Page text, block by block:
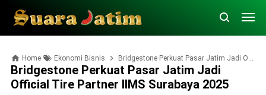
Home Ekonomi Bisnis Bridgestone Perkuat Pasar Jatim Jadi Official Tire Partner IIMS Surabaya 2025
Bridgestone Perkuat Pasar Jatim Jadi
Official Tire Partner IIMS Surabaya 2025